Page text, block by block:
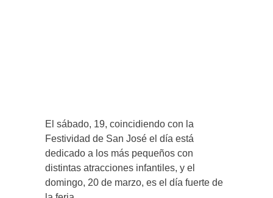
El sábado, 19, coincidiendo con la
Festividad de San José el día está
dedicado a los más pequeños con
distintas atracciones infantiles, y el
domingo, 20 de marzo, es el día fuerte de